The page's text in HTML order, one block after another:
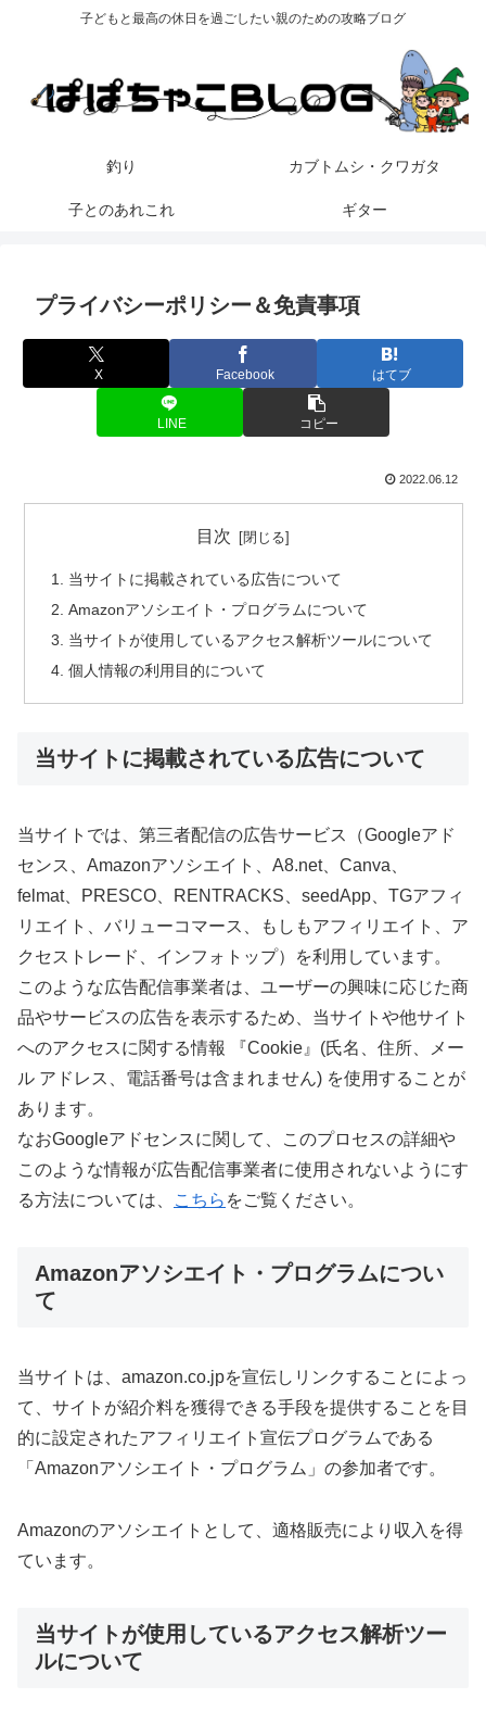
子どもと最高の休日を過ごしたい親のための攻略ブログ
釣り カブトムシ・クワガタ
子とのあれこれ ギター
プライバシーポリシー＆免責事項
X Facebook はてブ
LINE コピー
2022.06.12
目次
当サイトに掲載されている広告について
Amazonアソシエイト・プログラムについて
当サイトが使用しているアクセス解析ツールについて
個人情報の利用目的について
当サイトに掲載されている広告について
当サイトでは、第三者配信の広告サービス（Googleアド
センス、Amazonアソシエイト、A8.net、Canva、
felmat、PRESCO、RENTRACKS、seedApp、TGアフィ
リエイト、バリューコマース、もしもアフィリエイト、ア
クセストレード、インフォトップ）を利用しています。
このような広告配信事業者は、ユーザーの興味に応じた商
品やサービスの広告を表示するため、当サイトや他サイト
へのアクセスに関する情報 『Cookie』(氏名、住所、メー
ル アドレス、電話番号は含まれません) を使用することが
あります。
なおGoogleアドセンスに関して、このプロセスの詳細や
このような情報が広告配信事業者に使用されないようにす
る方法については、
こちら をご覧ください。
Amazonアソシエイト・プログラムについ
て
当サイトは、amazon.co.jpを宣伝しリンクすることによっ
て、サイトが紹介料を獲得できる手段を提供することを目
的に設定されたアフィリエイト宣伝プログラムである
「Amazonアソシエイト・プログラム」の参加者です。
Amazonのアソシエイトとして、適格販売により収入を得
ています。
当サイトが使用しているアクセス解析ツー
ルについて